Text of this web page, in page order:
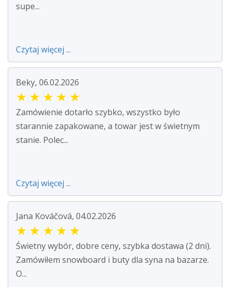
supe...
Czytaj więcej ...
Beky, 06.02.2026
★ ★ ★ ★ ★
Zamówienie dotarło szybko, wszystko było
starannie zapakowane, a towar jest w świetnym
stanie. Polec...
Czytaj więcej ...
Jana Kováčová, 04.02.2026
★ ★ ★ ★ ★
Świetny wybór, dobre ceny, szybka dostawa (2 dni).
Zamówiłem snowboard i buty dla syna na bazarze.
O...